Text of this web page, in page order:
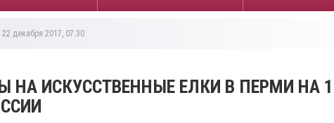
22 декабря 2017, 07:30
НА ИСКУССТВЕННЫЕ ЕЛКИ В ПЕРМИ НА